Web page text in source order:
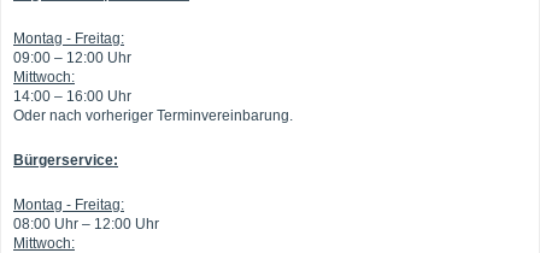
Montag - Freitag:
09:00 – 12:00 Uhr
Mittwoch:
14:00 – 16:00 Uhr
Oder nach vorheriger Terminvereinbarung.
Bürgerservice:
Montag - Freitag:
08:00 Uhr – 12:00 Uhr
Mittwoch: